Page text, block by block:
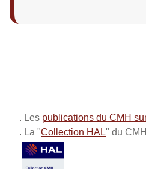
. Les publications du CMH
. La "Collection HAL" du CMH